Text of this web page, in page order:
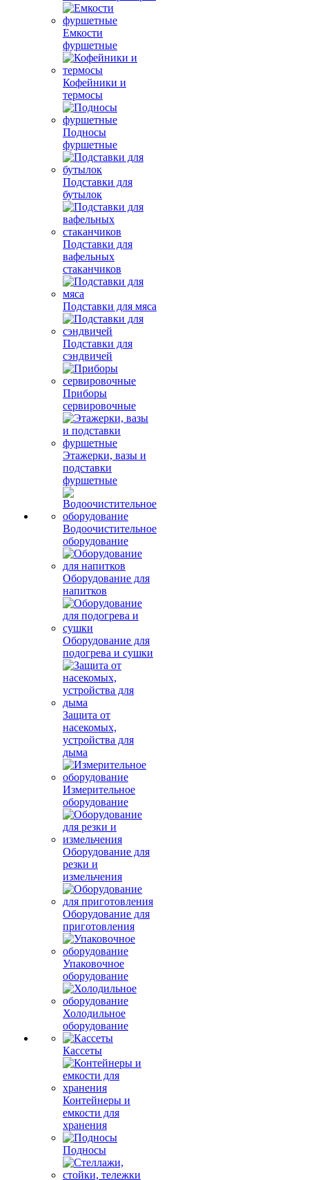
Емкости
фуршетные
Кофейники и
термосы
Подносы
фуршетные
Подставки для
бутылок
Подставки для
вафельных
стаканчиков
Подставки для мяса
Подставки для
сэндвичей
Приборы
сервировочные
Этажерки, вазы и
подставки
фуршетные
Водоочистительное
оборудование
Оборудование для
напитков
Оборудование для
подогрева и сушки
Защита от
насекомых,
устройства для
дыма
Измерительное
оборудование
Оборудование для
резки и
измельчения
Оборудование для
приготовления
Упаковочное
оборудование
Холодильное
оборудование
Кассеты
Контейнеры и
емкости для
хранения
Подносы